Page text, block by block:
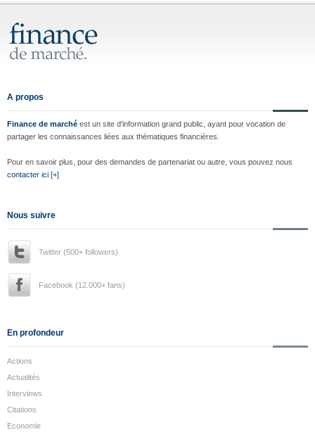
A propos
Finance de marché est un site d'information grand public, ayant pour vocation de
partager les connaissances liées aux thématiques financières.
Pour en savoir plus, pour des demandes de partenariat ou autre, vous pouvez nous
contacter ici [+]
Nous suivre
Twitter (500+ followers)
Facebook (12.000+ fans)
En profondeur
Actions
Actualités
Interviews
Citations
Economie